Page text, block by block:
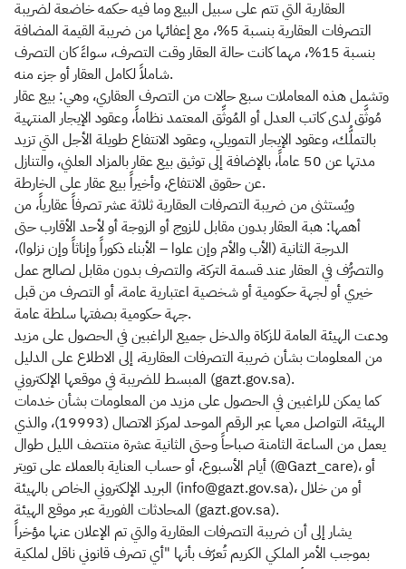
العقارية التي تتم على سبيل البيع وما فيه حكمه خاضعة لضريبة
التصرفات العقارية بنسبة 5%، مع إعفائها من ضريبة القيمة المضافة
بنسبة 15%، مهما كانت حالة العقار وقت التصرف، سواءً كان التصرف
شاملاً لكامل العقار أو جزء منه.
وتشمل هذه المعاملات سبع حالات من التصرف العقاري، وهي: بيع عقار
مُوثَّق لدى كاتب العدل أو المُوثِّق المعتمد نظاماً، وعقود الإيجار المنتهية
بالتملُّك، وعقود الإيجار التمويلي، وعقود الانتفاع طويلة الأجل التي تزيد
مدتها عن 50 عاماً، بالإضافة إلى توثيق بيع عقار بالمزاد العلني، والتنازل
عن حقوق الانتفاع، وأخيراً بيع عقار على الخارطة.
ويُستثنى من ضريبة التصرفات العقارية ثلاثة عشر تصرفاً عقارياً، من
أهمها: هبة العقار بدون مقابل للزوج أو الزوجة أو لأحد الأقارب حتى
الدرجة الثانية (الأب والأم وإن علوا – الأبناء ذكوراً وإناثاً وإن نزلوا)،
والتصرُّف في العقار عند قسمة التركة، والتصرف بدون مقابل لصالح عمل
خيري أو لجهة حكومية أو شخصية اعتبارية عامة، أو التصرف من قبل
جهة حكومية بصفتها سلطة عامة.
ودعت الهيئة العامة للزكاة والدخل جميع الراغبين في الحصول على مزيد
من المعلومات بشأن ضريبة التصرفات العقارية، إلى الاطلاع على الدليل
المبسط للضريبة في موقعها الإلكتروني (gazt.gov.sa).
كما يمكن للراغبين في الحصول على مزيد من المعلومات بشأن خدمات
الهيئة، التواصل معها عبر الرقم الموحد لمركز الاتصال (19993)، والذي
يعمل من الساعة الثامنة صباحاً وحتى الثانية عشرة منتصف الليل طوال
أيام الأسبوع، أو حساب العناية بالعملاء على تويتر (@Gazt_care)، أو
البريد الإلكتروني الخاص بالهيئة (info@gazt.gov.sa)، أو من خلال
المحادثات الفورية عبر موقع الهيئة (gazt.gov.sa).
يشار إلى أن ضريبة التصرفات العقارية والتي تم الإعلان عنها مؤخراً
بموجب الأمر الملكي الكريم تُعرّف بأنها "أي تصرف قانوني ناقل لملكية